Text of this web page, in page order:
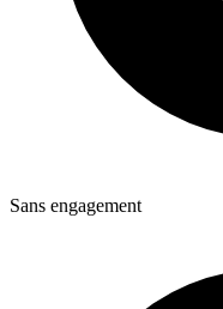
Sans engagement